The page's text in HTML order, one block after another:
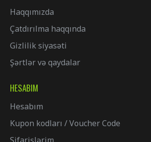
Haqqımızda
Çatdırılma haqqında
Gizlilik siyasəti
Şərtlər və qaydalar
HESABIM
Hesabım
Kupon kodları / Voucher Code